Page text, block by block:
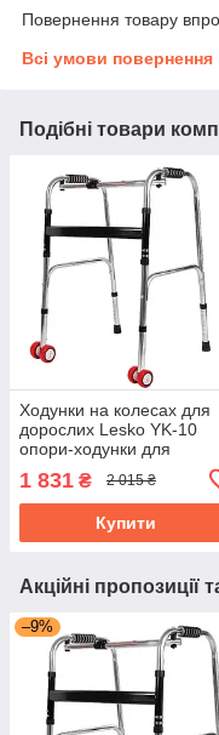
Повернення товару
Всі умови повернення
Подібні товари
Ходунки на колесах для
дорослих Lesko YK-10
опори-ходунки для
ходьби
1 831 ₴ 2 015 ₴
Купити
Акційні пропозиції
–9%